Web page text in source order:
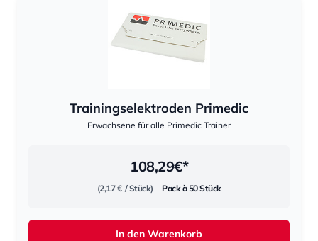
Trainingselektroden Primedic
Erwachsene für alle Primedic Trainer
108,29€*
(2,17 € / Stück) Pack à 50 Stück
In den Warenkorb